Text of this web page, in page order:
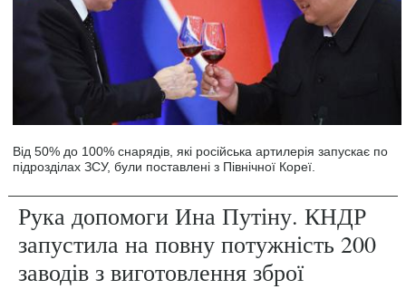
Від 50% до 100% снарядів, які російська артилерія запускає по
підрозділах ЗСУ, були поставлені з Північної Кореї.
Рука допомоги Ина Путіну. КНДР
запустила на повну потужність 200
заводів з виготовлення зброї